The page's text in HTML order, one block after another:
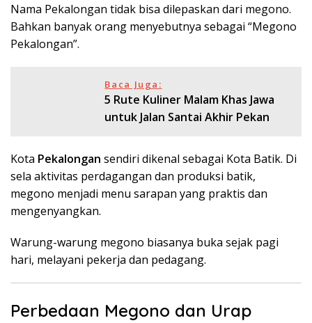
Nama Pekalongan tidak bisa dilepaskan dari megono.
Bahkan banyak orang menyebutnya sebagai “Megono
Pekalongan”.
Baca Juga:
5 Rute Kuliner Malam Khas Jawa
untuk Jalan Santai Akhir Pekan
Kota Pekalongan sendiri dikenal sebagai Kota Batik. Di
sela aktivitas perdagangan dan produksi batik,
megono menjadi menu sarapan yang praktis dan
mengenyangkan.
Warung-warung megono biasanya buka sejak pagi
hari, melayani pekerja dan pedagang.
Perbedaan Megono dan Urap